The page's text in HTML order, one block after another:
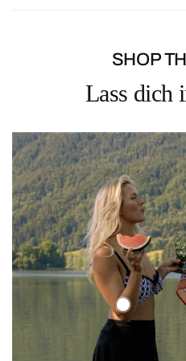
SHOP
Lass dich
Ethno